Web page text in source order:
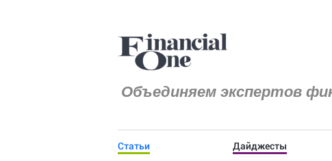
Объединяем экспертов
Статьи Дайджесты